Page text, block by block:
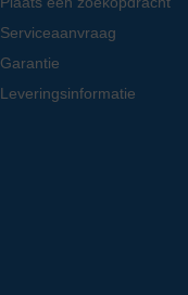
Serviceaanvraag
Garantie
Leveringsinformatie